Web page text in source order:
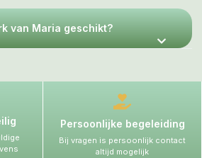
van Maria geschikt?
Persoonlijke begeleiding
Bij vragen is persoonlijk contact
altijd mogelijk